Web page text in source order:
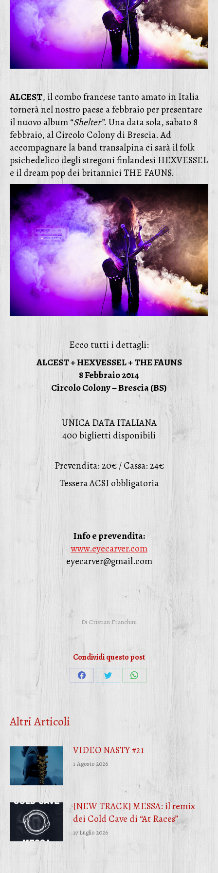
ALCEST, il combo francese tanto amato in Italia
tornerà nel nostro paese a febbraio per presentare
il nuovo album “Shelter”. Una data sola, sabato 8
febbraio, al Circolo Colony di Brescia. Ad
accompagnare la band transalpina ci sarà il folk
psichedelico degli stregoni finlandesi HEXVESSEL
e il dream pop dei britannici THE FAUNS.
Ecco tutti i dettagli:
ALCEST + HEXVESSEL + THE FAUNS
8 Febbraio 2014
Circolo Colony – Brescia (BS)
UNICA DATA ITALIANA
400 biglietti disponibili
Prevendita: 20€ / Cassa: 24€
Tessera ACSI obbligatoria
Info e prevendita:
www.eyecarver.com
eyecarver@gmail.com
Di Cristian Franchini
Condividi questo post
CondividiCondividiCondividi
Altri Articoli
VIDEO NASTY #21
1 Agosto 2026
[NEW TRACK] MESSA: il remix
dei Cold Cave di “At Races”
17 Luglio 2026